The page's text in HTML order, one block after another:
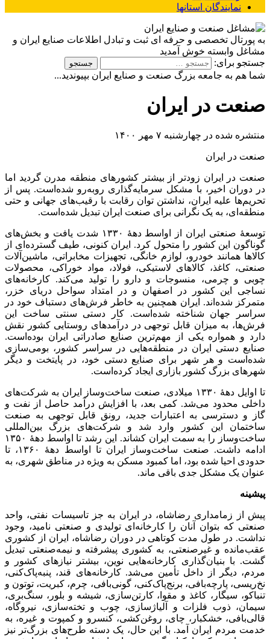
نمایندگان استانها
به پورتال تخصصی و حرفه ای ثبت و تبادل اطلاعات صنایع ایران و
مشاغل وابسته خوش آمدید
جستجو برای:
شما هم به جامعه بزرگ صنعت و صنایع ایران بپیوندید...
صنعت در ایران
منتشره شده در چهارشنبه ۷ مهر ۱۴۰۰
صنعت در ایران
صنعت در ایران زودتر از بیشتر کشورهای منطقه مدرن گردید اما
در دوران اخیر، با مشکل سرمایه‌گذاری روبه‌رو شده‌است. پس از
تحریم‌ها علیه ایران، نداشتن توان رقابت با رقیب‌های جهانی و حتی
منطقه‌ای، به یک نگرانی برای صنعت ایران تبدیل شده‌است.
توسعهٔ صنعتی ایران از اواسط دههٔ ۱۳۳۰ شدت یافت و بخش‌های
گوناگون این کشور را متحول کرد. ایران کنونی، طیف گسترده‌ای از
کالاها همانند خودرو، لوازم خانگی، تجهیزات مخابراتی، ماشین‌آلات
صنعتی، کاغذ، کالاهای لاستیکی، فولاد، مواد خوراکی، محصولات
چوبی و چرمی، منسوجات و دارو را تولید می‌کند. کارخانه‌های
نساجی این کشور در اصفهان و در امتداد سواحل دریای خزر،
متمرکز شده‌اند. ایران همچنین به خاطر فرش‌های دستباف خود در
سراسر جهان شناخته شده‌است. کار دستی سنتی ساخت این
فرش‌ها، به میزان قابل توجهی در درآمدهای روستایی کشور نقش
دارد و همواره یکی از مهم‌ترین صنایع صادراتی ایران بوده‌است.
صنایع دستی ایران در منطقه‌هایی در سراسر کشور، بومی‌سازی
شده‌است و هر شهر برای صنایع دستی خود، در پایتخت و دیگر
شهرهای بزرگ کشور بازاری ایجاد کرده‌است.
تا اوایل دههٔ ۱۳۳۰ میلادی، صنعت ساخت‌وساز ایران به شرکت‌های
داخلی محدود می‌شد. کمی بعد، با افزایش درآمد حاصل از نفت و
گاز و دسترسی به اعتبارات جدید، رونق قابل توجهی به صنعت
ساختمان این کشور وارد شد و شرکت‌های بزرگ بین‌المللی
ساخت‌وساز را به سمت ایران کشاند. این رشد تا اواسط دههٔ ۱۳۵۰
ادامه داشت. صنعت ساخت‌وساز ایران تا اواسط دههٔ ۱۳۶۰، تا
حدودی احیا شده بود، اما کمبود مسکن به ویژه در مناطق شهری، به
عنوان یک مشکل جدی باقی ماند.
پیشینه
پیش از زمامداری رضاشاه، در ایران به جز تاسیسات نفتی، واحد
صنعتی که بتوان آنان را کارخانه‌ای تولیدی و صنعتی نامید، وجود
نداشت. در طول مدت کوتاهی در دوران رضاشاه، ایران از کشوری
عقب‌مانده و غیرصنعتی، به کشوری پیشرفته و نیمه‌صنعتی تبدیل
گشت. با بنیان‌گذاری کارخانه‌هایی نوین، بیشتر نیازهای کشور و
مردم، دیگر از داخل تأمین می‌شد. کارخانه‌های قند، پنبه‌پاک‌کنی،
نخ‌ریسی، پارچه‌بافی، برنج‌پاک‌کنی، گونی‌بافی، چرم، کبریت، توتون و
تنباکو، سیگار، کاغذ و مقوا، کارتن‌سازی، شیشه و بلور، سنگ‌بری،
سیمان، ذوب فلزات و آلیاژسازی، چوب و تخته‌سازی، نیروگاه،
قالی‌بافی، خشکبار، چای، روغن‌کشی، کنسرو و کمپوت و غیره، به
خدمت مردم ایران آمد. با این حال، یک دسته طرح‌های بزرگ‌تر نیز